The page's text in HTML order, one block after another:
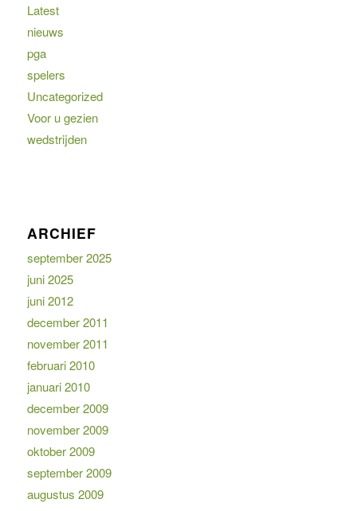
Latest
nieuws
pga
spelers
Uncategorized
Voor u gezien
wedstrijden
ARCHIEF
september 2025
juni 2025
juni 2012
december 2011
november 2011
februari 2010
januari 2010
december 2009
november 2009
oktober 2009
september 2009
augustus 2009